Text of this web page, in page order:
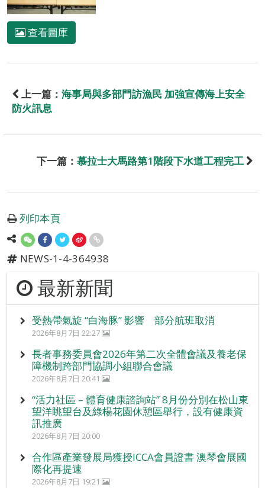
查看圖庫
上一篇： 海事局與多部門訪漁民 加強宣傳海上安全
防火訊息
下一篇： 慕拉士大馬路第1階段下水道工程完工
列印本頁
NEWS-1-4-364938
最新新聞
受熱帶氣旋 “白海豚” 影響 部分航班取消
2026年8月7日 22:27
長者事務委員會2026年第二次全體會議及養老保
障機制跨部門協調小組聯合會議
2026年8月7日 20:41
“活力社區 – 體育健康諮詢站” 8月份分別在松山東
望洋眺望台及綠楊花園休憩區舉行，設有健康資
訊推廣
2026年8月7日 20:00
合作區產業發展局獲授ICCA會員證書 澳琴會展國
際化再提速
2026年8月7日 19:21